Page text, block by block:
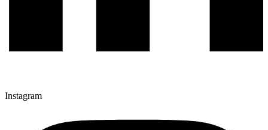
Instagram